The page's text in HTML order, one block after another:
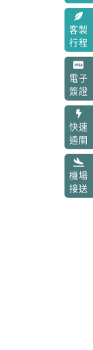
客製
行程
電子
簽證
快速
通關
機場
接送